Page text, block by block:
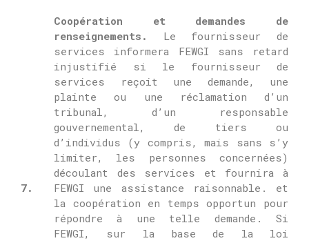
7.
Coopération et demandes de
renseignements. Le fournisseur de
services informera FEWGI sans retard
injustifié si le fournisseur de
services reçoit une demande, une
plainte ou une réclamation d’un
tribunal, d’un responsable
gouvernemental, de tiers ou
d’individus (y compris, mais sans s’y
limiter, les personnes concernées)
découlant des services et fournira à
FEWGI une assistance raisonnable. et
la coopération en temps opportun pour
répondre à une telle demande. Si
FEWGI, sur la base de la loi